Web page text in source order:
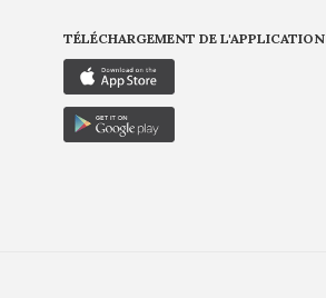
TÉLÉCHARGEMENT DE L'APPLICATION